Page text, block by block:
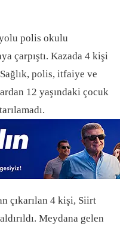
polis okulu
çarpıştı. Kazada 4 kişi
polis, itfaiye ve
12 yaşındaki çocuk
çıkarılan 4 kişi, Siirt
Meydana gelen